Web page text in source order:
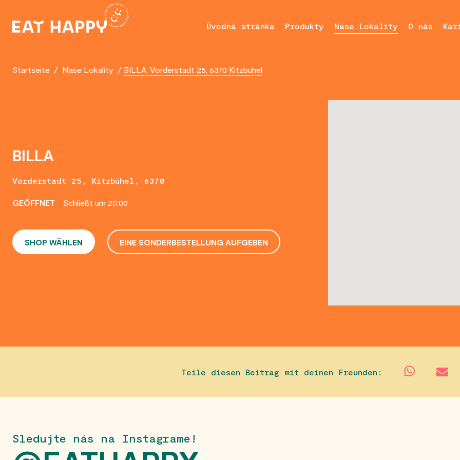
MAIN
Úvodná stránka Produkty Nase Lokality O nás
Startseite / Nase Lokality / BILLA, Vorderstadt 25, 6370 Kitzbühel
BILLA
Vorderstadt 25, Kitzbühel, 6370
GEÖFFNET Schließt um 20:00
SHOP WÄHLEN EINE SONDERBESTELLUNG AUFGEBEN
Teile diesen Beitrag mit deinen Freunden:
Sledujte nás na Instagrame!